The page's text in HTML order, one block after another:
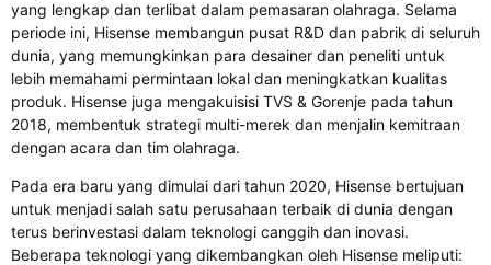
yang lengkap dan terlibat dalam pemasaran olahraga. Selama
periode ini, Hisense membangun pusat R&D dan pabrik di seluruh
dunia, yang memungkinkan para desainer dan peneliti untuk
lebih memahami permintaan lokal dan meningkatkan kualitas
produk. Hisense juga mengakuisisi TVS & Gorenje pada tahun
2018, membentuk strategi multi-merek dan menjalin kemitraan
dengan acara dan tim olahraga.
Pada era baru yang dimulai dari tahun 2020, Hisense bertujuan
untuk menjadi salah satu perusahaan terbaik di dunia dengan
terus berinvestasi dalam teknologi canggih dan inovasi.
Beberapa teknologi yang dikembangkan oleh Hisense meliputi: